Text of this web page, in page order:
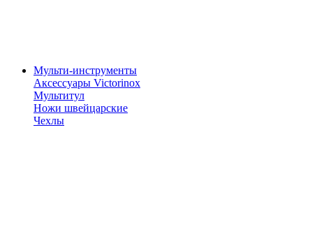
Мульти-инструменты
Аксессуары Victorinox
Мультитул
Ножи швейцарские
Чехлы